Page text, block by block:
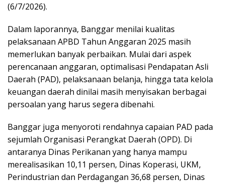
(6/7/2026).
Dalam laporannya, Banggar menilai kualitas
pelaksanaan APBD Tahun Anggaran 2025 masih
memerlukan banyak perbaikan. Mulai dari aspek
perencanaan anggaran, optimalisasi Pendapatan Asli
Daerah (PAD), pelaksanaan belanja, hingga tata kelola
keuangan daerah dinilai masih menyisakan berbagai
persoalan yang harus segera dibenahi.
Banggar juga menyoroti rendahnya capaian PAD pada
sejumlah Organisasi Perangkat Daerah (OPD). Di
antaranya Dinas Perikanan yang hanya mampu
merealisasikan 10,11 persen, Dinas Koperasi, UKM,
Perindustrian dan Perdagangan 36,68 persen, Dinas